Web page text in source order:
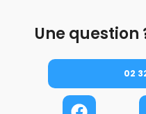
Une question
02